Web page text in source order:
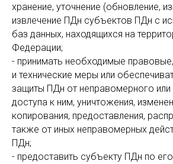
хранение, уточнение (обновление,
извлечение ПДн субъектов ПДн с
баз данных, находящихся на
Федерации;
- принимать необходимые
и технические меры или
защиты ПДн от неправомерного или
доступа к ним, уничтожения,
копирования, предоставления,
также от иных неправомерных
ПДн;
- предоставить субъекту ПДн по